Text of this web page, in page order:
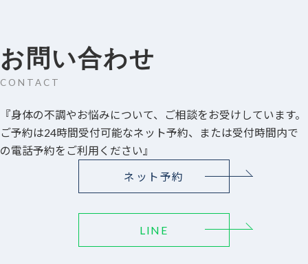
お問い合わせ
CONTACT
『身体の不調やお悩みについて、ご相談をお受けしています。
ご予約は24時間受付可能なネット予約、または受付時間内で
の電話予約をご利用ください』
ネット予約
LINE